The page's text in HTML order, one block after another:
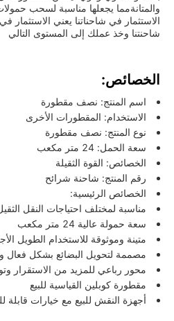
والمتانةمما يجعلها مناسبة لسحب
الاستثمار في شاحناتنا يعني الاستثمار
شاحنتنا وخذ عملك إلى المستوى التالي
الخصائص:
اسم المنتج: نصف مقطورة
الاستخدام: المقطورات الأخرى
نوع المنتج: نصف مقطورة
سعة الحمل: 24 متر مكعب
الخصائص: القوة الثقيلة
رقم المنتج: شاحنة شرائح
الخصائص الرئيسية:
مناسبة لمختلف احتياجات النقل
سعة حمولة عالية 24 متر مكعب
متينة وموثوقة للاستخدام الطويل
مصممة لتحويل البضائع بشكل فعال
محور رباعي للمزيد من الاستقرار
مقطورة كوبلين القياسية للبيع
أجهزة النقش للبيع مع خيارات قابلة